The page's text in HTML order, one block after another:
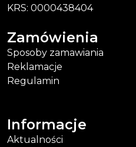
KRS: 0000438404
Zamówienia
Sposoby zamawiania
Reklamacje
Regulamin
Informacje
Aktualności